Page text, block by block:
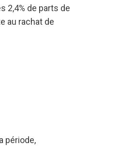
2,4% de parts de
au rachat de
période,